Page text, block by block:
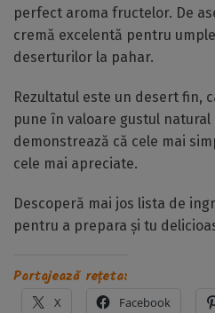
perfect aroma fructelor. De
cremă excelentă pentru
deserturilor la pahar.
Rezultatul este un desert fin,
pune în valoare gustul natural
demonstrează că cele mai
cele mai apreciate.
Descoperă mai jos lista de
pentru a prepara și tu
Partajează rețeta:
X Facebook